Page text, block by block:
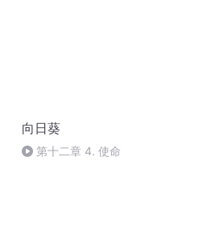
向日葵
第十二章 4. 使命